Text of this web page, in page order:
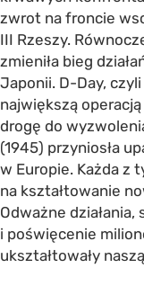
zwrot na froncie
III Rzeszy.
zmieniła bieg
Japonii. D-Day,
największą
drogę do
(1945) przyniosła
w Europie. Każda z
na kształtowanie
Odważne
i poświęcenie
ukształtowały